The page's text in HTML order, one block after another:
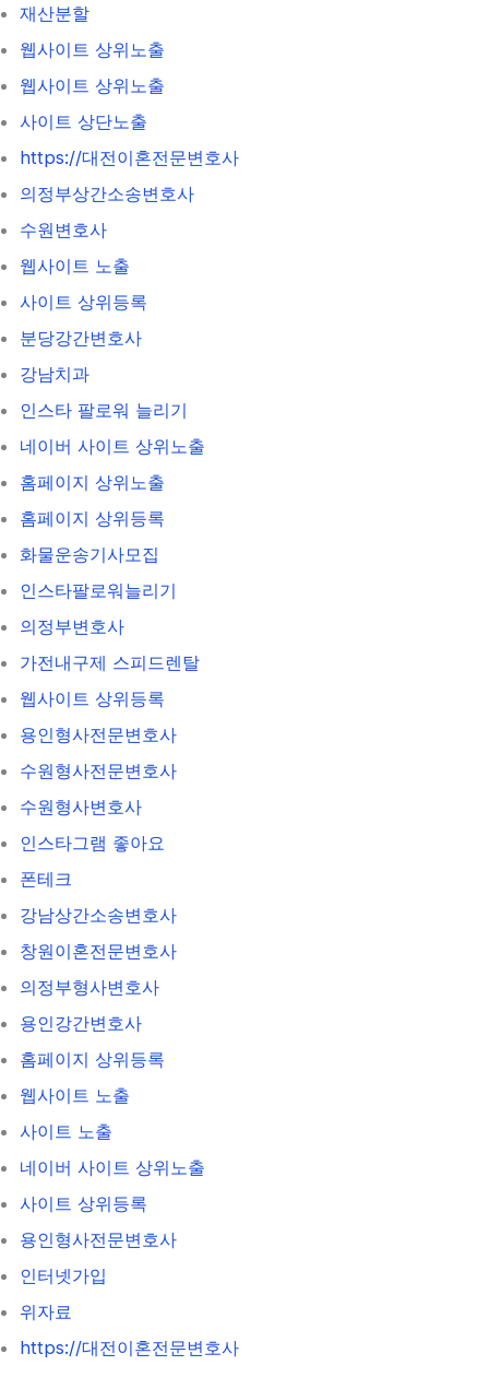
재산분할
웹사이트 상위노출
웹사이트 상위노출
사이트 상단노출
https://대전이혼전문변호사
의정부상간소송변호사
수원변호사
웹사이트 노출
사이트 상위등록
분당강간변호사
강남치과
인스타 팔로워 늘리기
네이버 사이트 상위노출
홈페이지 상위노출
홈페이지 상위등록
화물운송기사모집
인스타팔로워늘리기
의정부변호사
가전내구제 스피드렌탈
웹사이트 상위등록
용인형사전문변호사
수원형사전문변호사
수원형사변호사
인스타그램 좋아요
폰테크
강남상간소송변호사
창원이혼전문변호사
의정부형사변호사
용인강간변호사
홈페이지 상위등록
웹사이트 노출
사이트 노출
네이버 사이트 상위노출
사이트 상위등록
용인형사전문변호사
인터넷가입
위자료
https://대전이혼전문변호사